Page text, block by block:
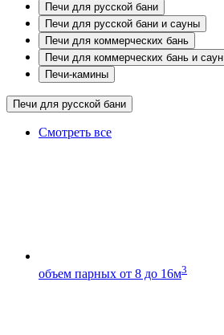
Печи для русской бани
Печи для русской бани и сауны
Печи для коммерческих бань
Печи для коммерческих бань и саун
Печи-камины
Печи для русской бани
Смотреть все
объем парных от 8 до 16м3